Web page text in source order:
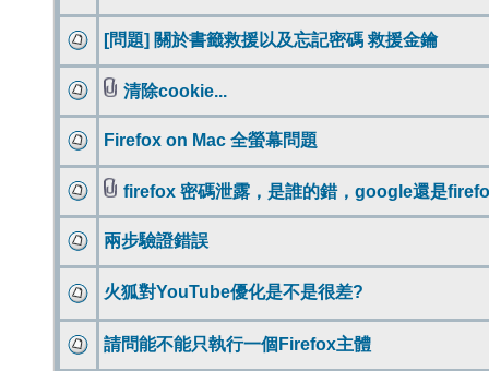
[問題] 關於書籤救援以及忘記密碼 救援金鑰
清除cookie...
Firefox on Mac 全螢幕問題
firefox 密碼泄露，是誰的錯，google還是
兩步驗證錯誤
火狐對YouTube優化是不是很差?
請問能不能只執行一個Firefox主體